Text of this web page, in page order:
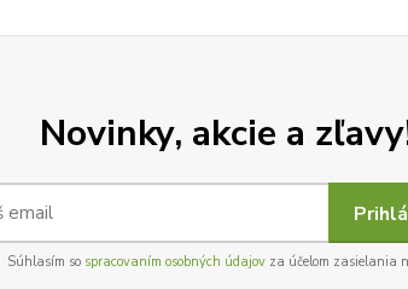
Novinky, akcie a
Súhlasím so spracovaním osobných údajovza účelom zasielania